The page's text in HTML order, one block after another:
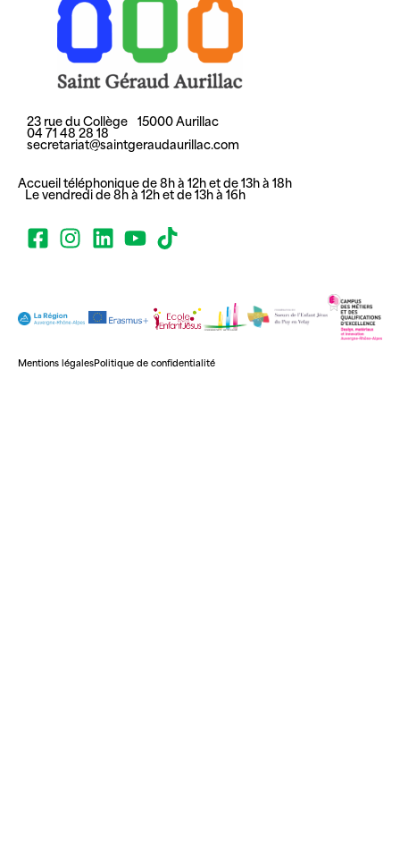
23 rue du Collège 15000 Aurillac
04 71 48 28 18
secretariat@saintgeraudaurillac.com
Accueil téléphonique de 8h à 12h et de 13h à 18h
Le vendredi de 8h à 12h et de 13h à 16h
Mentions légalesPolitique de confidentialité